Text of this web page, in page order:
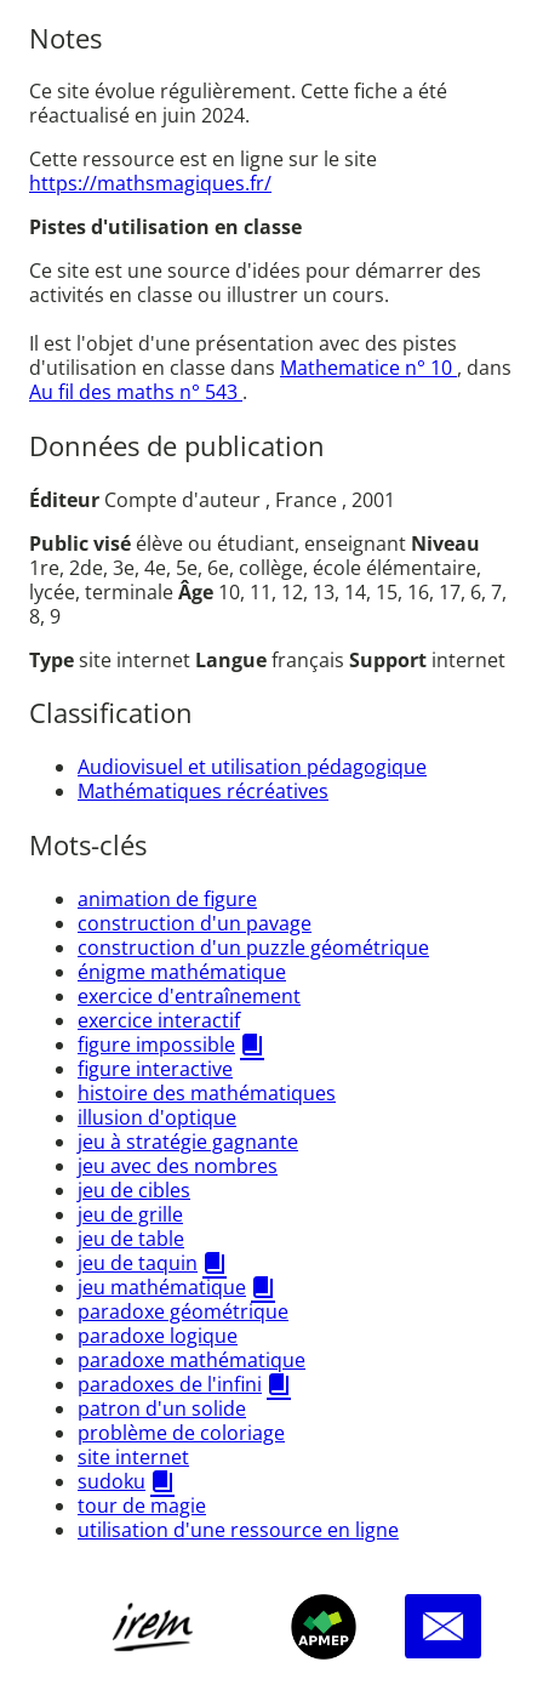
Notes
Ce site évolue régulièrement. Cette fiche a été
réactualisé en juin 2024.
Cette ressource est en ligne sur le site
https://mathsmagiques.fr/
Pistes d'utilisation en classe
Ce site est une source d'idées pour démarrer des
activités en classe ou illustrer un cours.
Il est l'objet d'une présentation avec des pistes
d'utilisation en classe dans Mathematice n° 10 , dans
Au fil des maths n° 543 .
Données de publication
Éditeur Compte d'auteur , France , 2001
Public visé élève ou étudiant, enseignant Niveau
1re, 2de, 3e, 4e, 5e, 6e, collège, école élémentaire,
lycée, terminaleÂge 10, 11, 12, 13, 14, 15, 16, 17, 6, 7,
8, 9
Typesite internet Languefrançais Support internet
Classification
Audiovisuel et utilisation pédagogique
Mathématiques récréatives
Mots-clés
animation de figure
construction d'un pavage
construction d'un puzzle géométrique
énigme mathématique
exercice d'entraînement
exercice interactif
figure impossible
figure interactive
histoire des mathématiques
illusion d'optique
jeu à stratégie gagnante
jeu avec des nombres
jeu de cibles
jeu de grille
jeu de table
jeu de taquin
jeu mathématique
paradoxe géométrique
paradoxe logique
paradoxe mathématique
paradoxes de l'infini
patron d'un solide
problème de coloriage
site internet
sudoku
tour de magie
utilisation d'une ressource en ligne